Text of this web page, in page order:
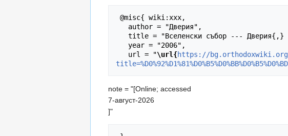
   url = "
\url{https://
note = "[Online; accessed
7-август-2026
]"